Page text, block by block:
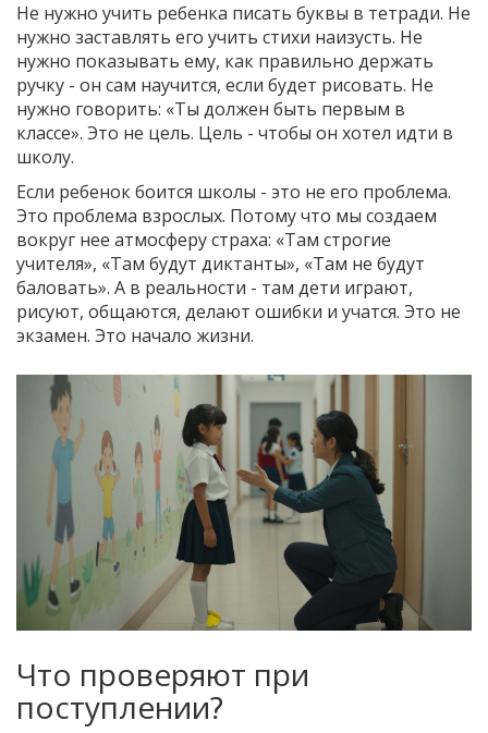
Не нужно учить ребенка писать буквы в тетради. Не
нужно заставлять его учить стихи наизусть. Не
нужно показывать ему, как правильно держать
ручку - он сам научится, если будет рисовать. Не
нужно говорить: «Ты должен быть первым в
классе». Это не цель. Цель - чтобы он хотел идти в
школу.
Если ребенок боится школы - это не его проблема.
Это проблема взрослых. Потому что мы создаем
вокруг нее атмосферу страха: «Там строгие
учителя», «Там будут диктанты», «Там не будут
баловать». А в реальности - там дети играют,
рисуют, общаются, делают ошибки и учатся. Это не
экзамен. Это начало жизни.
Что проверяют при
поступлении?